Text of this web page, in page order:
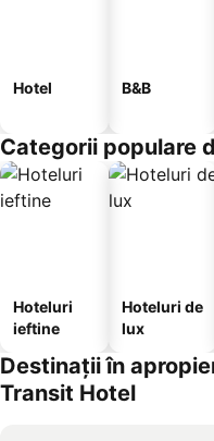
Hotel B&B
Categorii populare
Hoteluri
ieftine
Hoteluri de
lux
Destinații în
Transit Hotel